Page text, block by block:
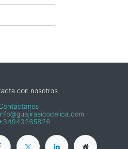
con nosotros